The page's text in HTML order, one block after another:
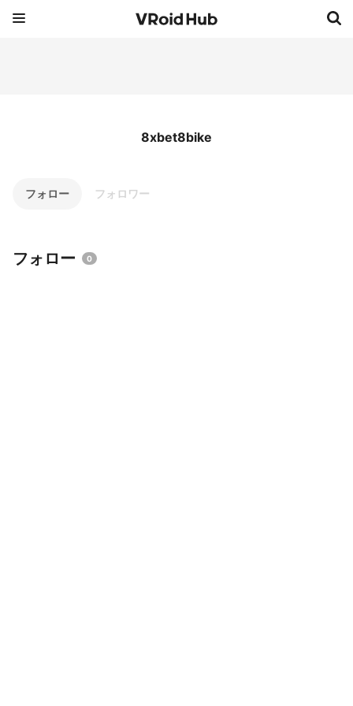
8xbet8bike
フォロー フォロワー
フォロー 0